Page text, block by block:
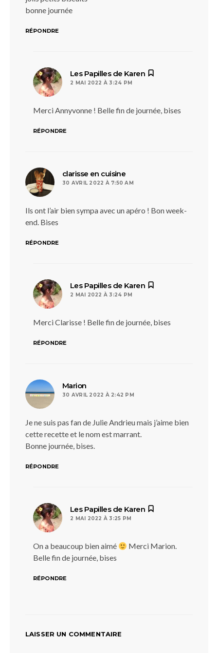
bonne journée
RÉPONDRE
Les Papilles de Karen
2 MAI 2022 À 3:24 PM
Merci Annyvonne ! Belle fin de journée, bises
RÉPONDRE
clarisse en cuisine
30 AVRIL 2022 À 7:50 AM
Ils ont l’air bien sympa avec un apéro ! Bon week-
end. Bises
RÉPONDRE
Les Papilles de Karen
2 MAI 2022 À 3:24 PM
Merci Clarisse ! Belle fin de journée, bises
RÉPONDRE
Marion
30 AVRIL 2022 À 2:42 PM
Je ne suis pas fan de Julie Andrieu mais j’aime bien
cette recette et le nom est marrant.
Bonne journée, bises.
RÉPONDRE
Les Papilles de Karen
2 MAI 2022 À 3:25 PM
On a beaucoup bien aimé
Merci Marion.
Belle fin de journée, bises
RÉPONDRE
LAISSER UN COMMENTAIRE